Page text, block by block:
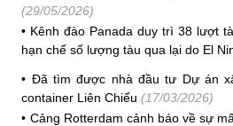
(29/05/2026)
• Kênh đào Panada duy trì 38 lượt
hạn chế số lượng tàu qua lại do El
• Đã tìm được nhà đầu tư Dự án
container Liên Chiểu (17/03/2026)
• Cảng Rotterdam cảnh báo về sự